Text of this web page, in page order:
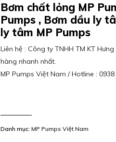
Bơm chất lỏng MP
Pumps , Bơm dầu ly
ly tâm MP Pumps
Liên hệ : Công ty TNHH TM KT
hàng nhanh nhất.
MP Pumps Việt Nam / Hotline : 0938
Danh mục:MP Pumps Việt Nam